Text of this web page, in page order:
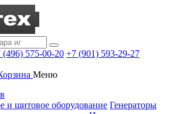
(496) 575-00-20 +7 (901) 593-29-27
Меню
и щитовое оборудование Генераторы